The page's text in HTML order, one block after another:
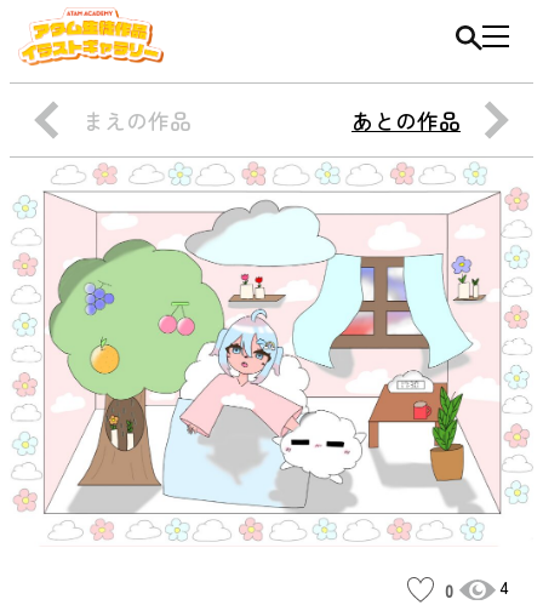
まえの作品 あとの作品
0 4